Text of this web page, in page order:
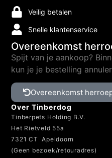
Veilig betalen
Snelle klantenservice
Overeenkomst
Spijt van je aankoop?
kun je je bestelling
Overeenkomst
Over Tinberdog
Tinberpets Holding B.V.
Het Rietveld 55a
7321 CT Apeldoorn
(Geen bezoek/retouradres)